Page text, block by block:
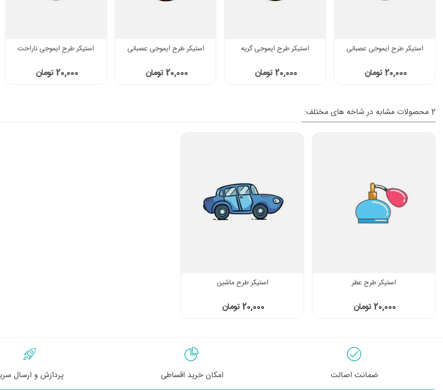
استیکر طرح ایموجی عصبانی
20,000 تومان
استیکر طرح ایموجی گریه
20,000 تومان
استیکر طرح ایموجی عصبانی
20,000 تومان
استیکر طرح ایموجی ناراحت
20,000 تومان
2 محصولات مشابه در شاخه های مختلف:
استیکر طرح عطر
20,000 تومان
استیکر طرح ماشین
20,000 تومان
ضمانت اصالت امکان خرید اقساطی پردازش و ارسال